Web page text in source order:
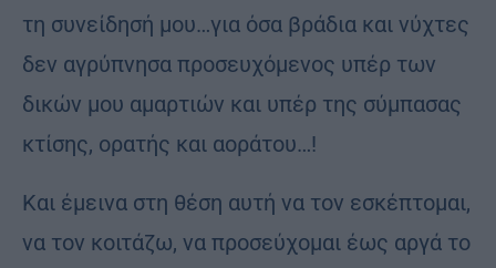
τη συνείδησή μου…για όσα βράδια και νύχτες
δεν αγρύπνησα προσευχόμενος υπέρ των
δικών μου αμαρτιών και υπέρ της σύμπασας
κτίσης, ορατής και αοράτου…!
Και έμεινα στη θέση αυτή να τον εσκέπτομαι,
να τον κοιτάζω, να προσεύχομαι έως αργά το